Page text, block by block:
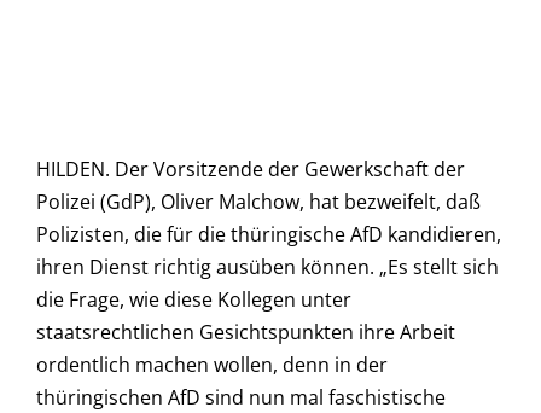
HILDEN. Der Vorsitzende der Gewerkschaft der
Polizei (GdP), Oliver Malchow, hat bezweifelt, daß
Polizisten, die für die thüringische AfD kandidieren,
ihren Dienst richtig ausüben können. „Es stellt sich
die Frage, wie diese Kollegen unter
staatsrechtlichen Gesichtspunkten ihre Arbeit
ordentlich machen wollen, denn in der
thüringischen AfD sind nun mal faschistische